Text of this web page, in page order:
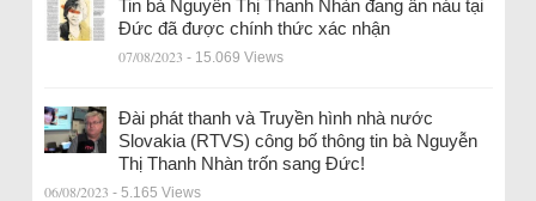
Tin bà Nguyễn Thị Thanh Nhàn đang ẩn náu tại
Đức đã được chính thức xác nhận
07/08/2023 - 15.069 Views
Đài phát thanh và Truyền hình nhà nước
Slovakia (RTVS) công bố thông tin bà Nguyễn
Thị Thanh Nhàn trốn sang Đức!
06/08/2023 - 5.165 Views